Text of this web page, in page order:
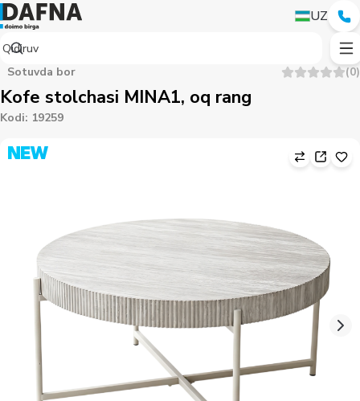
UZ
Sotuvda bor (0)
Kofe stolchasi MINA1, oq rang
Kodi: 19259